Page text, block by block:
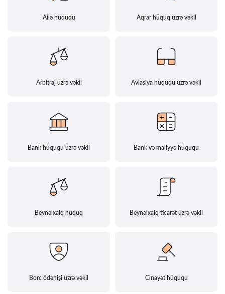
Ailə hüququ Aqrar hüquq üzrə vəkil
Arbitraj üzrə vəkil Aviasiya hüququ üzrə vəkil
Bank hüququ üzrə vəkil Bank və maliyyə hüququ
Beynəlxalq hüquq Beynəlxalq ticarət üzrə vəkil
Borc ödənişi üzrə vəkil Cinayət hüququ